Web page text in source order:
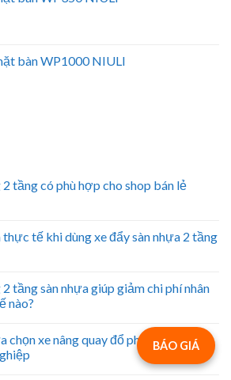
bàn WP1000 NIULI
2 tầng có phù hợp cho shop bán lẻ
tế khi dùng xe đẩy sàn nhựa 2 tầng
2 tầng sàn nhựa giúp giảm chi phí nhân
nào?
chọn xe nâng quay đổ phuy điện chuẩn
BÁO GIÁ